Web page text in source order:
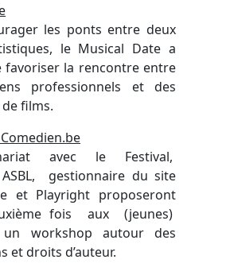
les ponts entre deux
le Musical Date a
favoriser la rencontre entre
professionnels et des
films.
avec le Festival,
gestionnaire du site
et Playright proposeront
fois aux (jeunes)
un workshop autour des
et droits d’auteur.